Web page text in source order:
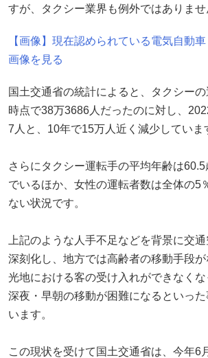
すが、タクシー業界も例外ではありませ
【画像】現在認められている電気自動
画像を見る
国土交通省の統計によると、タクシー
時点で38万3686人だったのに対し、
7人と、10年で15万人近く減少していま
さらにタクシー運転手の平均年齢は
でいるほか、女性の運転者数は全体の5
ない状況です。
上記のような人手不足などを背景に交
深刻化し、地方では高齢者の移動手段
光地における客の受け入れができなくな
深夜・早朝の移動が困難になるといっ
います。
この現状を受けて国土交通省は、今年6